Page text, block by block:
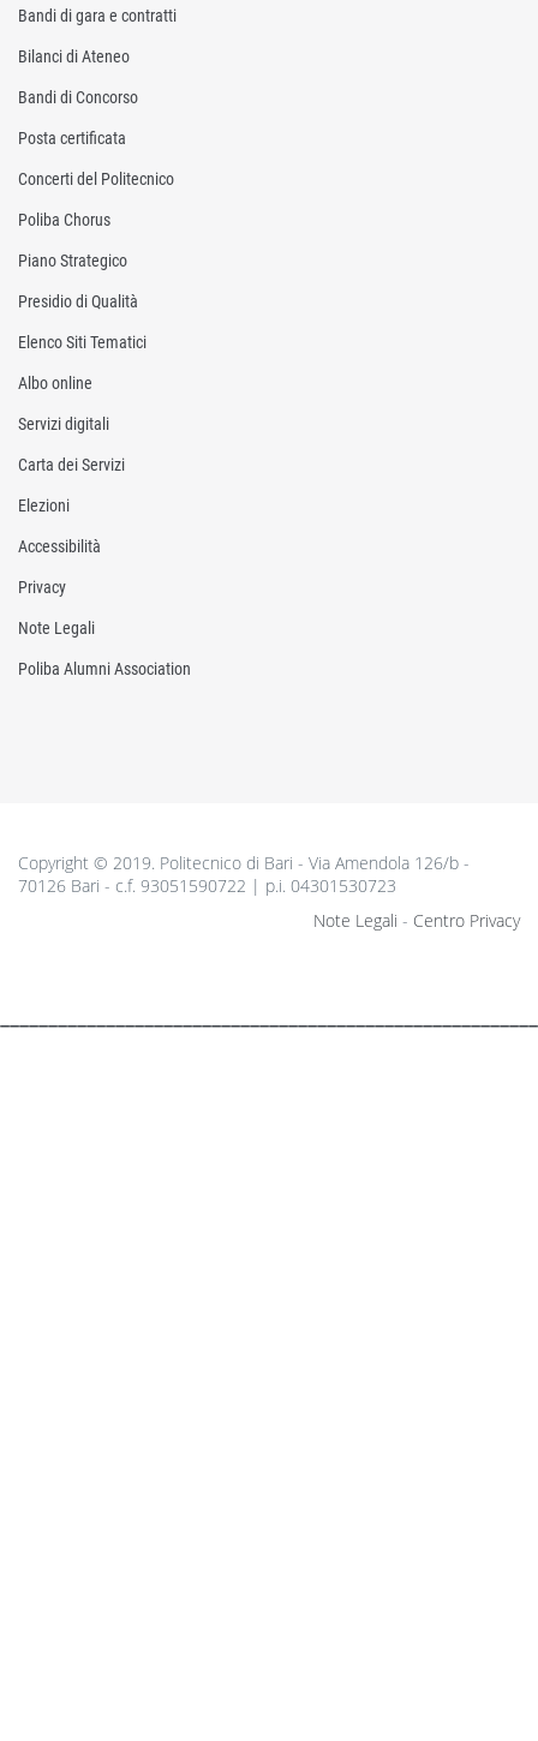
Bandi di gara e contratti
Bilanci di Ateneo
Bandi di Concorso
Posta certificata
Concerti del Politecnico
Poliba Chorus
Piano Strategico
Presidio di Qualità
Elenco Siti Tematici
Albo online
Servizi digitali
Carta dei Servizi
Elezioni
Accessibilità
Privacy
Note Legali
Poliba Alumni Association
Copyright © 2019. Politecnico di Bari - Via Amendola 126/b -
70126 Bari - c.f. 93051590722 | p.i. 04301530723
Note Legali - Centro Privacy